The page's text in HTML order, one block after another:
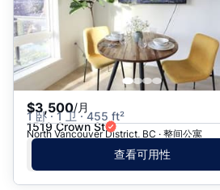
$3,500/月
1 卧 · 1 卫 · 455 ft²
1519 Crown St
North Vancouver District, BC · 整间公寓
查看可用性